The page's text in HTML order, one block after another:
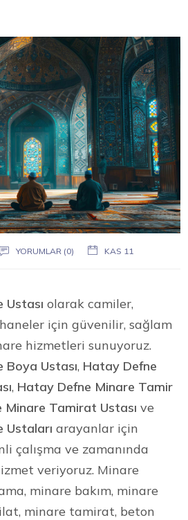
YORUMLAR (0) KAS 11
olarak camiler,
için güvenilir, sağlam
hizmetleri sunuyoruz.
Boya Ustası, Hatay Defne
, Hatay Defne Minare Tamir
Minare Tamirat Ustası ve
Ustaları arayanlar için
çalışma ve zamanında
veriyoruz. Minare
minare bakım, minare
minare tamirat, beton